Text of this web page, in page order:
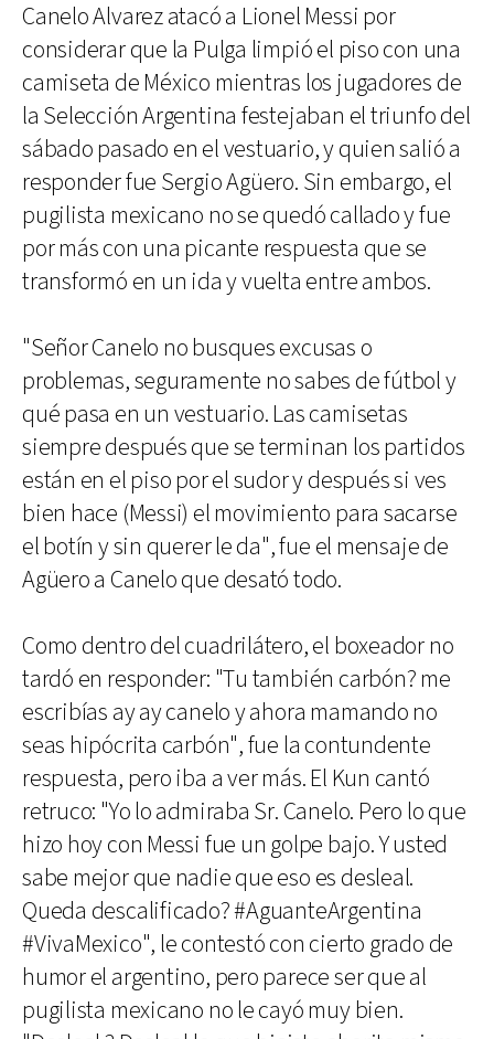
Canelo Alvarez atacó a Lionel Messi por
considerar que la Pulga limpió el piso con una
camiseta de México mientras los jugadores de
la Selección Argentina festejaban el triunfo del
sábado pasado en el vestuario, y quien salió a
responder fue Sergio Agüero. Sin embargo, el
pugilista mexicano no se quedó callado y fue
por más con una picante respuesta que se
transformó en un ida y vuelta entre ambos.
"Señor Canelo no busques excusas o
problemas, seguramente no sabes de fútbol y
qué pasa en un vestuario. Las camisetas
siempre después que se terminan los partidos
están en el piso por el sudor y después si ves
bien hace (Messi) el movimiento para sacarse
el botín y sin querer le da", fue el mensaje de
Agüero a Canelo que desató todo.
Como dentro del cuadrilátero, el boxeador no
tardó en responder: "Tu también carbón? me
escribías ay ay canelo y ahora mamando no
seas hipócrita carbón", fue la contundente
respuesta, pero iba a ver más. El Kun cantó
retruco: "Yo lo admiraba Sr. Canelo. Pero lo que
hizo hoy con Messi fue un golpe bajo. Y usted
sabe mejor que nadie que eso es desleal.
Queda descalificado? #AguanteArgentina
#VivaMexico", le contestó con cierto grado de
humor el argentino, pero parece ser que al
pugilista mexicano no le cayó muy bien.